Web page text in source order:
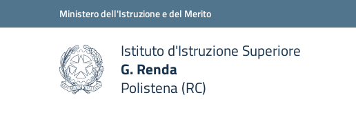
Vai ai contenuti
Vai al menu di navigazioneMinistero dell'Istruzione e del Merito
scuola
Istituto d'Istruzione Superiore
G. Renda
Polistena (RC)